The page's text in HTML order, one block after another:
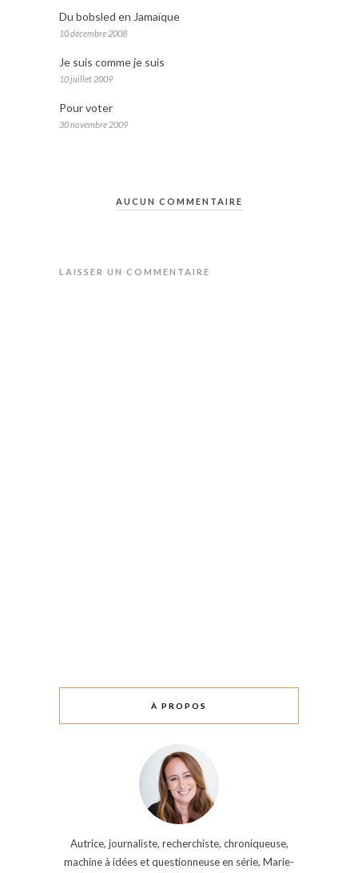
Du bobsled en Jamaïque
10 décembre 2008
Je suis comme je suis
10 juillet 2009
Pour voter
30 novembre 2009
AUCUN COMMENTAIRE
LAISSER UN COMMENTAIRE
À PROPOS
Autrice, journaliste, recherchiste, chroniqueuse,
machine à idées et questionneuse en série, Marie-